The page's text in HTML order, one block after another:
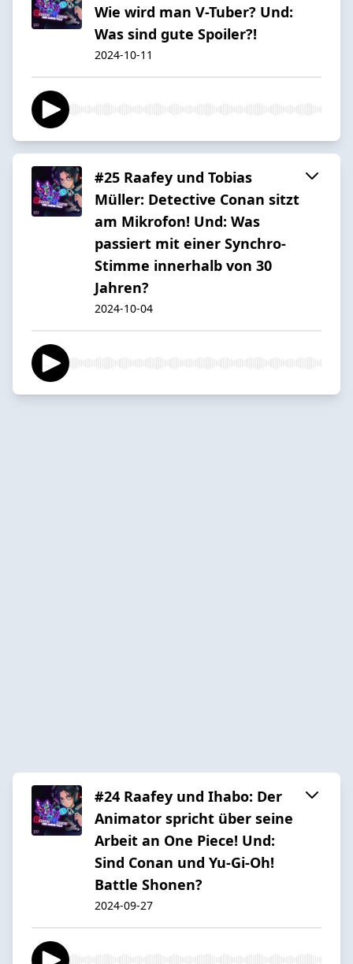
Wie wird man V-Tuber? Und:
Was sind gute Spoiler?!
2024-10-11
#25 Raafey und Tobias
Müller: Detective Conan sitzt
am Mikrofon! Und: Was
passiert mit einer Synchro-
Stimme innerhalb von 30
Jahren?
2024-10-04
#24 Raafey und Ihabo: Der
Animator spricht über seine
Arbeit an One Piece! Und:
Sind Conan und Yu-Gi-Oh!
Battle Shonen?
2024-09-27